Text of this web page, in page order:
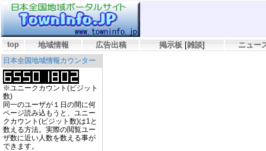
top 地域情報 広告出稿 掲示板 [雑談] ニュー
日本全国地域情報カウンター
※ユニークカウント(ビジット
数)
同一のユーザが１日の間に何
ページ読み込もうと、ユニー
クカウント(ビジット数)は1と
数える方法。実際の閲覧ユー
ザ数に近い人数を数える事が
できます。